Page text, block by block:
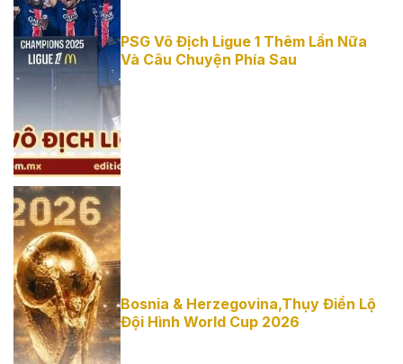
PSG Vô Địch
Ligue 1 Thêm
Lần Nữa Và
Câu Chuyện
Phía Sau
PSG Vô Địch Ligue 1 Thêm Lần Nữa
Và Câu Chuyện Phía Sau
Bosnia &
Herzegovina,Thụy
Điển Lộ Đội
Bosnia & Herzegovina,Thụy Điển Lộ
Đội Hình World Cup 2026